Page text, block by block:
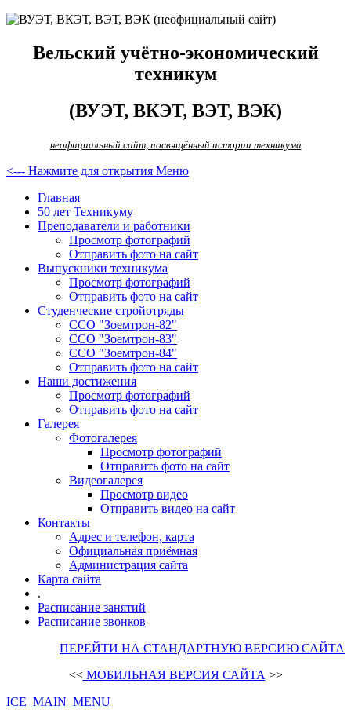
Вельский учётно-экономический
техникум
(ВУЭТ, ВКЭТ, ВЭТ, ВЭК)
неофициальный сайт, посвящённый истории техникума
<--- Нажмите для открытия Меню
Главная
50 лет Техникуму
Преподаватели и работники
Просмотр фотографий
Отправить фото на сайт
Выпускники техникума
Просмотр фотографий
Отправить фото на сайт
Студенческие стройотряды
ССО "Зоемтрон-82"
ССО "Зоемтрон-83"
ССО "Зоемтрон-84"
Отправить фото на сайт
Наши достижения
Просмотр фотографий
Отправить фото на сайт
Галерея
Фотогалерея
Просмотр фотографий
Отправить фото на сайт
Видеогалерея
Просмотр видео
Отправить видео на сайт
Контакты
Адрес и телефон, карта
Официальная приёмная
Администрация сайта
Карта сайта
.
Расписание занятий
Расписание звонков
ПЕРЕЙТИ НА СТАНДАРТНУЮ ВЕРСИЮ САЙТА
<<МОБИЛЬНАЯ ВЕРСИЯ САЙТА >>
ICE_MAIN_MENU